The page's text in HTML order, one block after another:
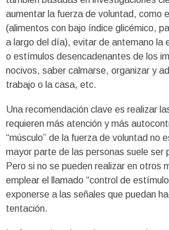
aumentar la fuerza de voluntad, como
(alimentos con bajo índice glicémico,
a largo del día), evitar de antemano la
o estímulos desencadenantes de los
nocivos, saber calmarse, organizar y
trabajo o la casa, etc.
Una recomendación clave es realizar
requieren más atención y más
“músculo” de la fuerza de voluntad no
mayor parte de las personas suele ser
Pero si no se pueden realizar en otros
emplear el llamado “control de
exponerse a las señales que puedan
tentación.